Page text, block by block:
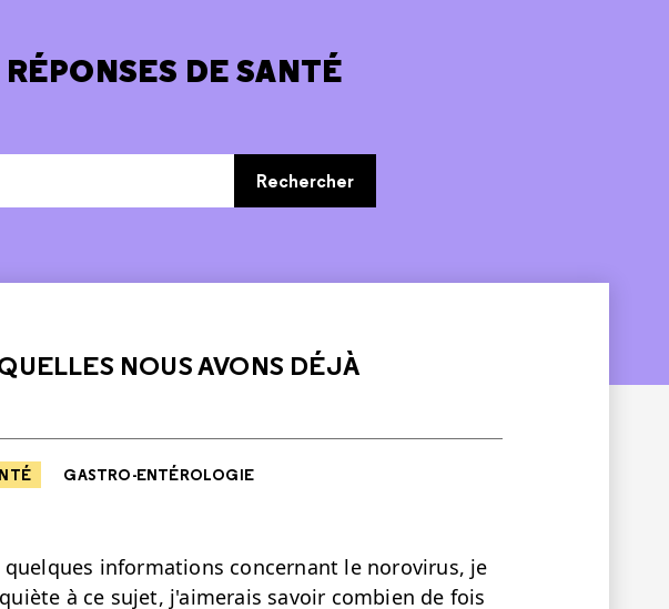
DE SANTÉ
Rechercher
NOUS AVONS DÉJÀ
GASTRO-ENTÉROLOGIE
informations concernant le norovirus, je
à ce sujet, j'aimerais savoir combien de fois